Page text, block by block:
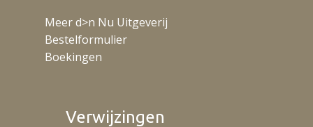
Meer d>n Nu Uitgeverij
Bestelformulier
Boekingen
Verwijzingen